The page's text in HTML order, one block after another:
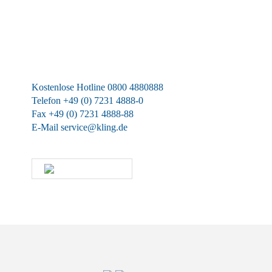
Kostenlose Hotline 0800 4880888
Telefon +49 (0) 7231 4888-0
Fax +49 (0) 7231 4888-88
E-Mail service@kling.de